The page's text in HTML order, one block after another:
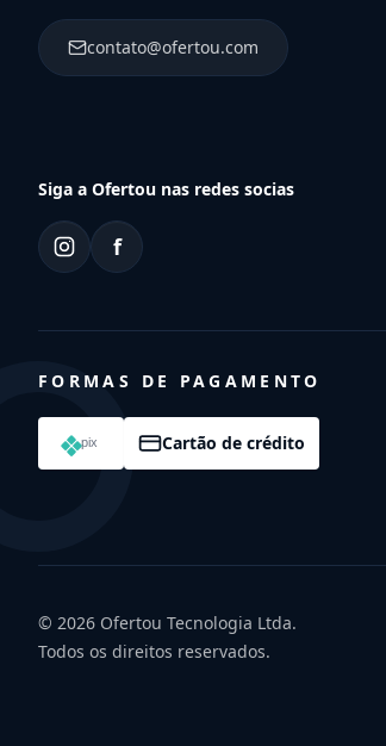
contato@ofertou.com
Siga a Ofertou nas redes socias
f
FORMAS DE PAGAMENTO
Cartão de crédito
© 2026 Ofertou Tecnologia Ltda.
Todos os direitos reservados.